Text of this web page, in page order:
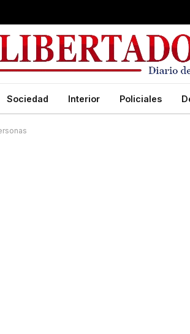
Sociedad Interior Policiales